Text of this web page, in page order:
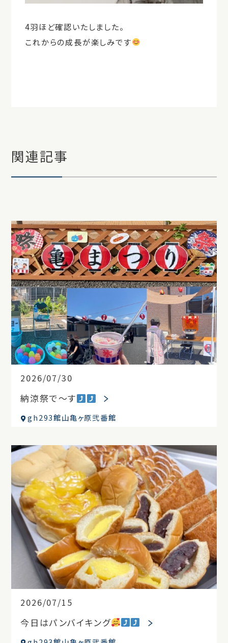
4羽ほど確認いたしました。
これからの成長が楽しみです
関連記事
2026/07/30
納涼祭で～す
gh293館山亀ヶ原弐番館
2026/07/15
今日はパンバイキング